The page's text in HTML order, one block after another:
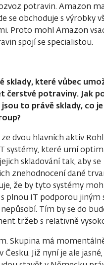
potravin. Amazon
se obchoduje s výrobky
Proto mohl Amazon
spojí se specialistou.
sklady, které vůbec
čerstvé potraviny. Jak
jsou to právě sklady, co
dvou hlavních aktiv
systémy, které umí
skladování tak, aby se
znehodnocení dané
že by tyto systémy
plnou IT podporou jiným
Tím by se do
tržeb s relativně
Skupina má
Již nyní je ale